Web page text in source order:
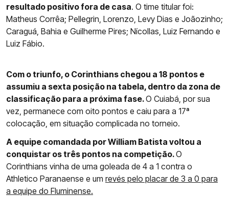
resultado positivo fora de casa. O time titular foi:
Matheus Corrêa; Pellegrin, Lorenzo, Levy Dias e Joãozinho;
Caraguá, Bahia e Guilherme Pires; Nícollas, Luiz Fernando e
Luiz Fábio.
Com o triunfo, o Corinthians chegou a 18 pontos e
assumiu a sexta posição na tabela, dentro da zona de
classificação para a próxima fase.O Cuiabá, por sua
vez, permanece com oito pontos e caiu para a 17ª
colocação, em situação complicada no torneio.
A equipe comandada por William Batista voltou a
conquistar os três pontos na competição.O
Corinthians vinha de uma goleada de 4 a 1 contra o
Athletico Paranaense e um revés pelo placar de 3 a 0 para
a equipe do Fluminense.